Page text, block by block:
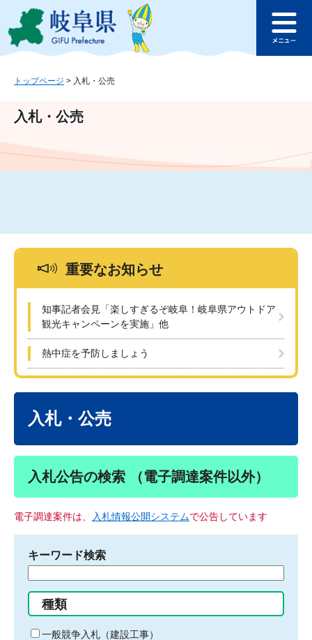
ジ
ュ
文
このページの本文へ
ュ
トップページ > 入札・公売
入札・公売
重要なお知らせ
知事記者会見「楽しすぎるぞ岐阜！岐阜県アウトドア
観光キャンペーンを実施」他
熱中症を予防しましょう
入札・公売
入札公告の検索 （電子調達案件以外）
電子調達案件は、 入札情報公開システムで公告しています
キーワード検索
る
キ
種類
一般競争入札（建設工事）